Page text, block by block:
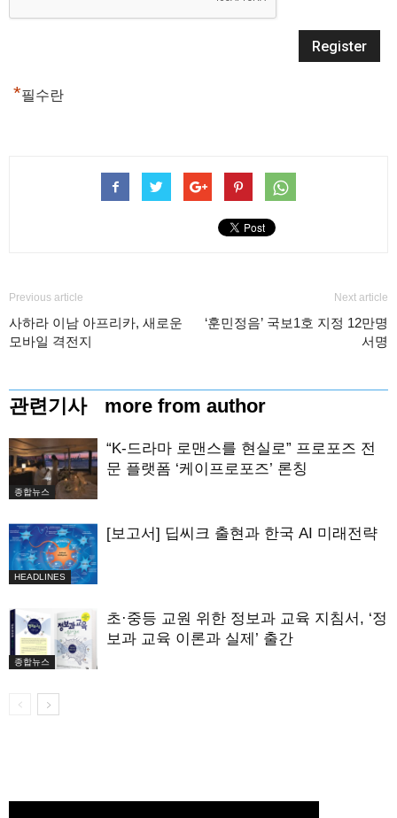
*필수란
Previous article
사하라 이남 아프리카, 새로운
모바일 격전지
Next article
‘훈민정음’ 국보1호 지정 12만명
서명
관련기사 more from author
종합뉴스
“K-드라마 로맨스를 현실로” 프로포즈 전
문 플랫폼 ‘케이프로포즈’ 론칭
HEADLINES
[보고서] 딥씨크 출현과 한국 AI 미래전략
종합뉴스
초·중등 교원 위한 정보과 교육 지침서, ‘정
보과 교육 이론과 실제’ 출간